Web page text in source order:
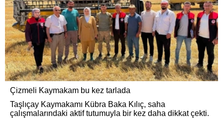
Çizmeli Kaymakam bu kez tarlada
Taşlıçay Kaymakamı Kübra Baka Kılıç, saha
çalışmalarındaki aktif tutumuyla bir kez daha dikkat çekti.